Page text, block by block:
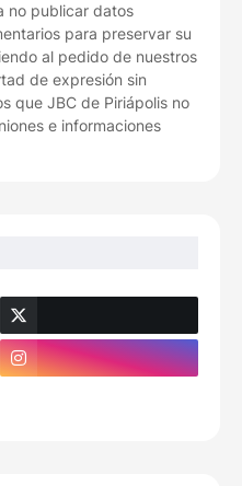
no publicar datos
para preservar su
al pedido de nuestros
de expresión sin
que JBC de Piriápolis no
e informaciones